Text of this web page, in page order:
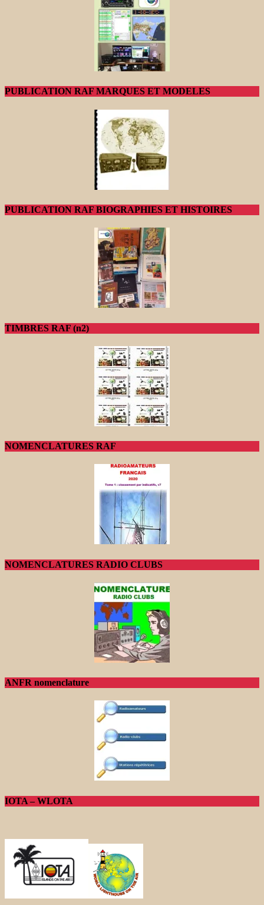
PUBLICATION RAF MARQUES ET MODELES
PUBLICATION RAF BIOGRAPHIES ET HISTOIRES
TIMBRES RAF (n2)
NOMENCLATURES RAF
NOMENCLATURES RADIO CLUBS
ANFR nomenclature
IOTA – WLOTA